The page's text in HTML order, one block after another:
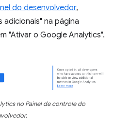
do desenvolvedor,
na página
"Ativar o Google Analytics".
no Painel de controle do